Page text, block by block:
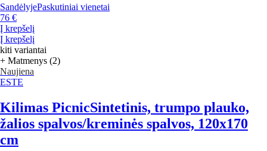
SandėlyjePaskutiniai vienetai
76 €
Į krepšelį
Į krepšelį
kiti variantai
+ Matmenys (2)
Naujiena
ESTE
Kilimas PicnicSintetinis, trumpo plauko,
žalios spalvos/kreminės spalvos, 120x170
cm